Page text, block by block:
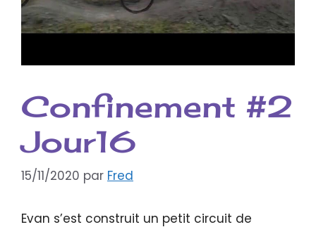
Confinement #2
Jour16
15/11/2020 par Fred
Evan s’est construit un petit circuit de